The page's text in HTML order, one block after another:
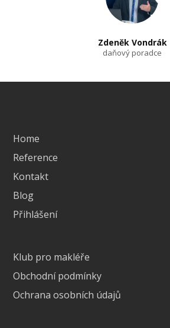
Zdeněk Vondrák
daňový poradce
Home
Reference
Kontakt
Blog
Přihlášení
Klub pro makléře
Obchodní podmínky
Ochrana osobních údajů